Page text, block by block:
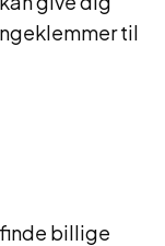
til
finde billige